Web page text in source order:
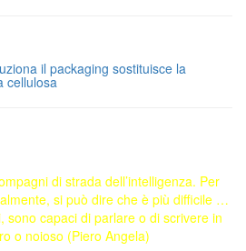
il packaging sostituisce la
cellulosa
di strada dell’intelligenza. Per
si può dire che è più difficile …
sono capaci di parlare o di scrivere in
o noioso (Piero Angela)